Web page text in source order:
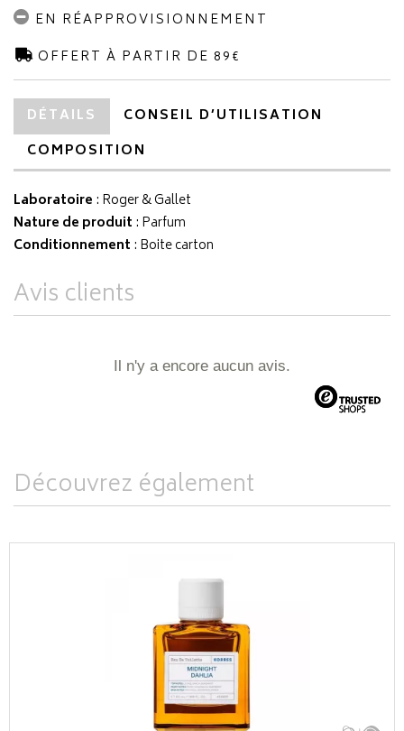
EN RÉAPPROVISIONNEMENT
OFFERT À PARTIR DE 89€
DÉTAILS
CONSEIL D’UTILISATION
COMPOSITION
Laboratoire : Roger & Gallet
Nature de produit : Parfum
Conditionnement : Boite carton
Avis clients
Il n'y a encore aucun avis.
Découvrez également